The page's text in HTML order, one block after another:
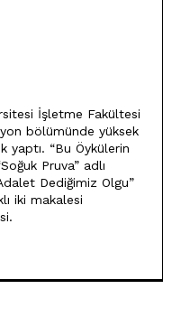
İşletme Fakültesi
bölümünde yüksek
yaptı. “Bu Öykülerin
Pruva” adlı
Dediğimiz Olgu”
iki makalesi